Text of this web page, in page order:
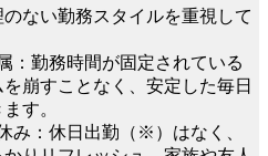
ない勤務スタイルを重視して
：勤務時間が固定されている
崩すことなく、安定した毎日
す。
み：休日出勤（※）はなく、